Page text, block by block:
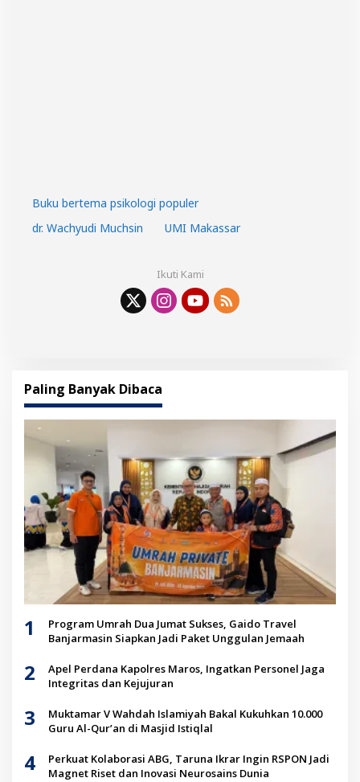
Buku bertema psikologi populer
dr. Wachyudi Muchsin
UMI Makassar
Ikuti Kami
Paling Banyak Dibaca
1
Program Umrah Dua Jumat Sukses, Gaido Travel
Banjarmasin Siapkan Jadi Paket Unggulan Jemaah
2
Apel Perdana Kapolres Maros, Ingatkan Personel Jaga
Integritas dan Kejujuran
3
Muktamar V Wahdah Islamiyah Bakal Kukuhkan 10.000
Guru Al-Qur’an di Masjid Istiqlal
4
Perkuat Kolaborasi ABG, Taruna Ikrar Ingin RSPON Jadi
Magnet Riset dan Inovasi Neurosains Dunia